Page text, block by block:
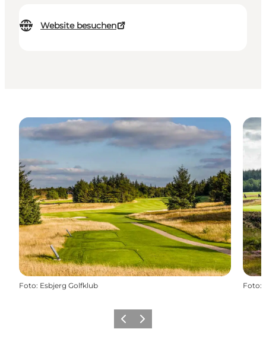
Website besuchen
Foto: Esbjerg Golfklub Foto:
ZurückWeiter